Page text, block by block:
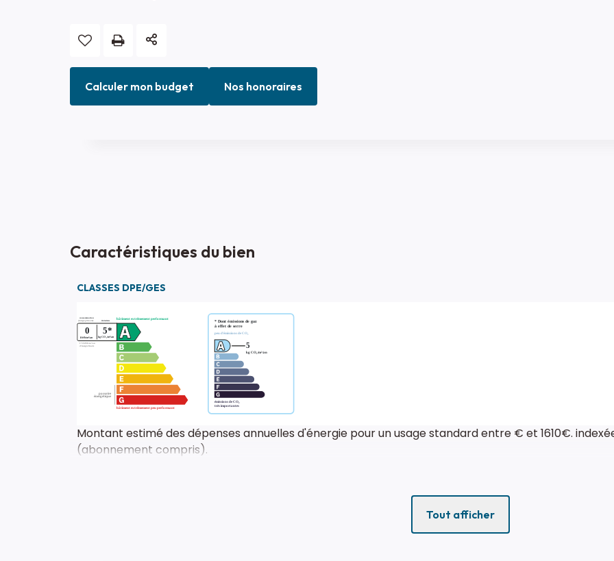
Calculer mon budget Nos honoraires
Caractéristiques du bien
CLASSES DPE/GES
Montant estimé des dépenses annuelles d'énergie pour un usage standard entre € et 1610€.
(abonnement compris).
Tout afficher